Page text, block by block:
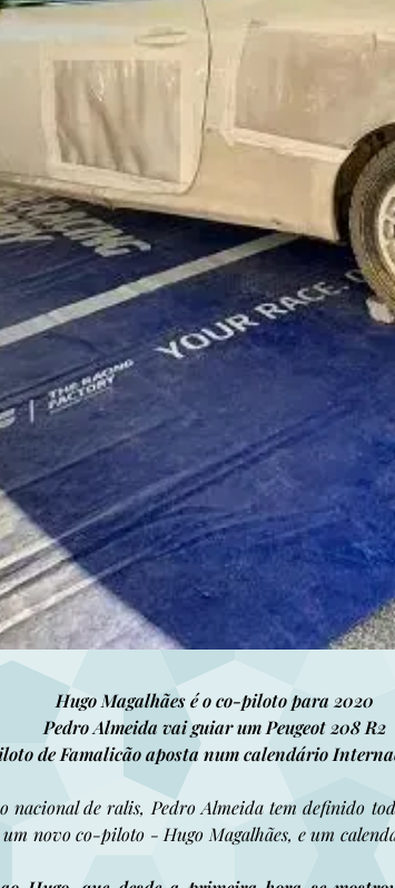
Hugo Magalhães é o co-piloto para 2020
Pedro Almeida vai guiar um Peugeot 208 R2
de Famalicão aposta num calendário
nacional de ralis, Pedro Almeida tem definido
novo co-piloto - Hugo Magalhães, e um